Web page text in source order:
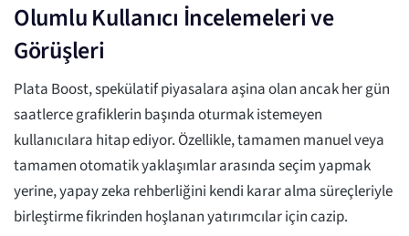
Olumlu Kullanıcı İncelemeleri ve
Görüşleri
Plata Boost, spekülatif piyasalara aşina olan ancak her gün
saatlerce grafiklerin başında oturmak istemeyen
kullanıcılara hitap ediyor. Özellikle, tamamen manuel veya
tamamen otomatik yaklaşımlar arasında seçim yapmak
yerine, yapay zeka rehberliğini kendi karar alma süreçleriyle
birleştirme fikrinden hoşlanan yatırımcılar için cazip.